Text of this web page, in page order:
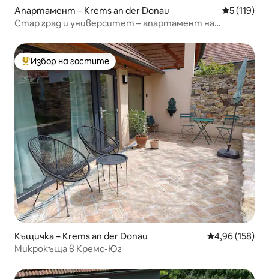
Апартамент – Krems an der Donau Средна
5 (119)
Стар град и университет – апартамент на
Най-популярен избор на гостите
Избор на гостите
Къщичка – Krems an der Donau Средна
4,96 (158)
Микрокъща в Кремс-Юг